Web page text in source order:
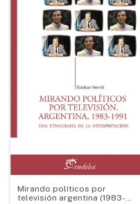
Mirando políticos por
televisión argentina (1983-